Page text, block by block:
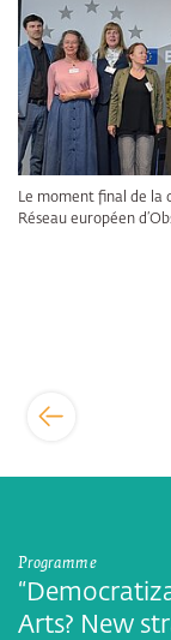
Le moment final de la
Réseau européen
Programme
Arts? New